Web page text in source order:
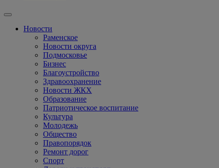
Новости
Раменское
Новости округа
Подмосковье
Бизнес
Благоустройство
Здравоохранение
Новости ЖКХ
Образование
Патриотическое воспитание
Культура
Молодежь
Общество
Правопорядок
Ремонт дорог
Спорт